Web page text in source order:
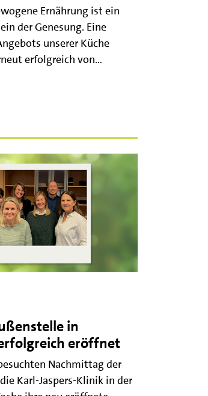
Ernährung ist ein
der Genesung. Eine
unserer Küche
erfolgreich von…
in
eröffnet
Nachmittag der
Karl-Jaspers-Klinik in der